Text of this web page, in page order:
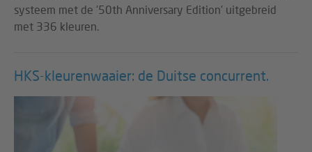
systeem met de '50th Anniversary Edition' uitgebreid
met 336 kleuren.
HKS-kleurenwaaier: de Duitse concurrent.